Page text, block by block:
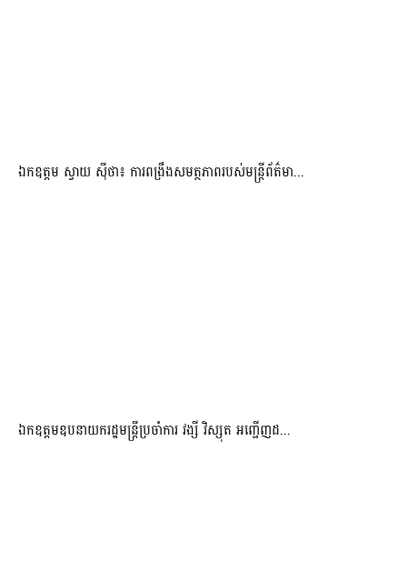
ឯកឧត្តម ស្វាយ ស៊ីថា៖ ការពង្រឹងសមត្ថភាពរបស់មន្ត្រីព័ត៌មា...
ឯកឧត្តមឧបនាយករដ្ឋមន្រ្តីប្រចាំការ វង្សី វិស្សុត អញ្ជើញដ...